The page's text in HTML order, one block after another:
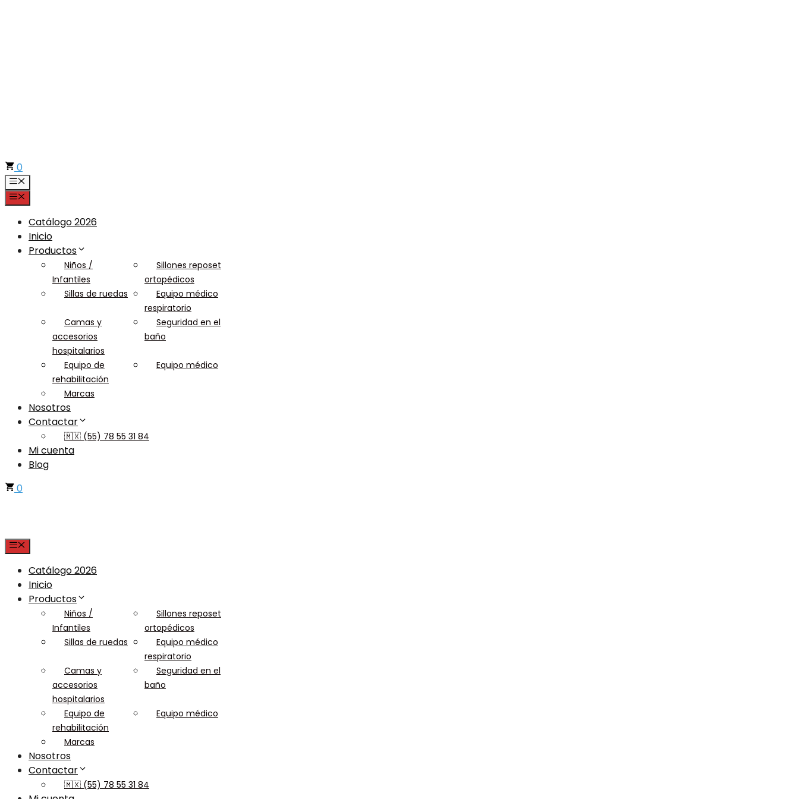
0
Menú
Menú
Catálogo 2026
Inicio
Productos
Niños /
Infantiles
Sillones reposet
ortopédicos
Sillas de ruedas
Equipo médico
respiratorio
Camas y
accesorios
hospitalarios
Seguridad en el
baño
Equipo de
rehabilitación
Equipo médico
Marcas
Nosotros
Contactar
🇲🇽 (55) 78 55 31 84
Mi cuenta
Blog
0
Menu
Catálogo 2026
Inicio
Productos
Niños /
Infantiles
Sillones reposet
ortopédicos
Sillas de ruedas
Equipo médico
respiratorio
Camas y
accesorios
hospitalarios
Seguridad en el
baño
Equipo de
rehabilitación
Equipo médico
Marcas
Nosotros
Contactar
🇲🇽 (55) 78 55 31 84